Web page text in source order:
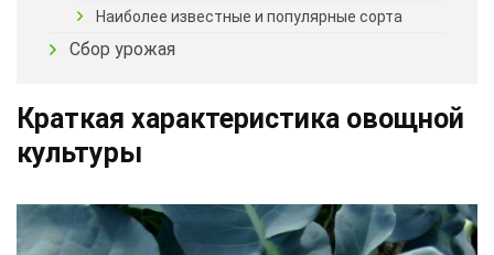
Наиболее известные и популярные сорта
Сбор урожая
Краткая характеристика овощной
культуры